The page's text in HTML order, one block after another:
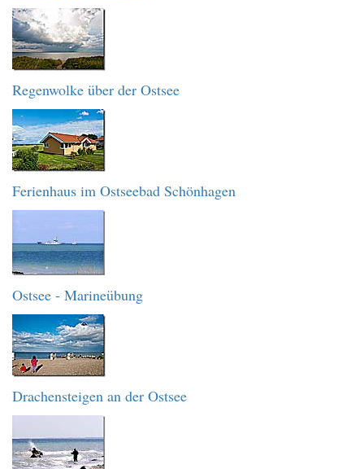
Regenwolke über der Ostsee
Ferienhaus im Ostseebad Schönhagen
Ostsee - Marineübung
Drachensteigen an der Ostsee